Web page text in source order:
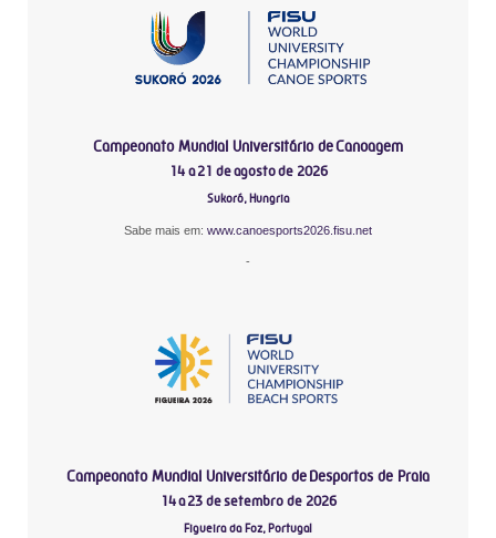
Campeonato Mundial Universitário de Canoagem
14 a 21 de agosto de 2026
Sukoró, Hungria
Sabe mais em: www.canoesports2026.fisu.net
-
Campeonato Mundial Universitário de Desportos de Praia
14 a 23 de setembro de 2026
Figueira da Foz, Portugal